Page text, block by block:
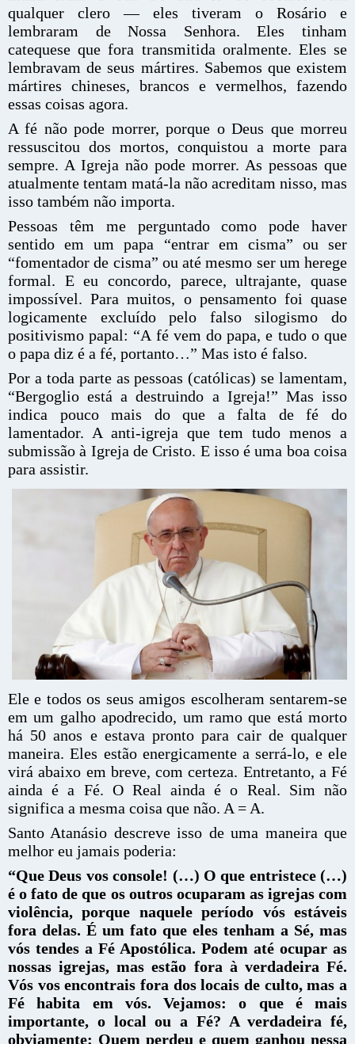
qualquer clero — eles tiveram o Rosário e
lembraram de Nossa Senhora. Eles tinham
catequese que fora transmitida oralmente. Eles se
lembravam de seus mártires. Sabemos que existem
mártires chineses, brancos e vermelhos, fazendo
essas coisas agora.
A fé não pode morrer, porque o Deus que morreu
ressuscitou dos mortos, conquistou a morte para
sempre. A Igreja não pode morrer. As pessoas que
atualmente tentam matá-la não acreditam nisso, mas
isso também não importa.
Pessoas têm me perguntado como pode haver
sentido em um papa “entrar em cisma” ou ser
“fomentador de cisma” ou até mesmo ser um herege
formal. E eu concordo, parece, ultrajante, quase
impossível. Para muitos, o pensamento foi quase
logicamente excluído pelo falso silogismo do
positivismo papal: “A fé vem do papa, e tudo o que
o papa diz é a fé, portanto…” Mas isto é falso.
Por a toda parte as pessoas (católicas) se lamentam,
“Bergoglio está a destruindo a Igreja!” Mas isso
indica pouco mais do que a falta de fé do
lamentador. A anti-igreja que tem tudo menos a
submissão à Igreja de Cristo. E isso é uma boa coisa
para assistir.
Ele e todos os seus amigos escolheram sentarem-se
em um galho apodrecido, um ramo que está morto
há 50 anos e estava pronto para cair de qualquer
maneira. Eles estão energicamente a serrá-lo, e ele
virá abaixo em breve, com certeza. Entretanto, a Fé
ainda é a Fé. O Real ainda é o Real. Sim não
significa a mesma coisa que não. A = A.
Santo Atanásio descreve isso de uma maneira que
melhor eu jamais poderia:
“Que Deus vos console! (…) O que entristece (…)
é o fato de que os outros ocuparam as igrejas com
violência, porque naquele período vós estáveis
fora delas. É um fato que eles tenham a Sé, mas
vós tendes a Fé Apostólica. Podem até ocupar as
nossas igrejas, mas estão fora à verdadeira Fé.
Vós vos encontrais fora dos locais de culto, mas a
Fé habita em vós. Vejamos: o que é mais
importante, o local ou a Fé? A verdadeira fé,
obviamente: Quem perdeu e quem ganhou nessa